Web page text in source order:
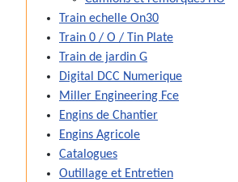
Train echelle On30
Train 0 / O / Tin Plate
Train de jardin G
Digital DCC Numerique
Miller Engineering Fce
Engins de Chantier
Engins Agricole
Catalogues
Outillage et Entretien